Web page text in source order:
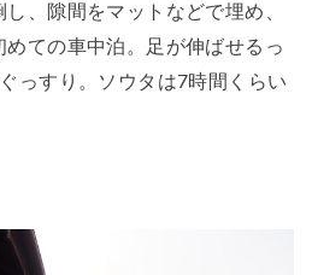
、隙間をマットなどで埋め、
ての車中泊。足が伸ばせるっ
っすり。ソウタは7時間くらい